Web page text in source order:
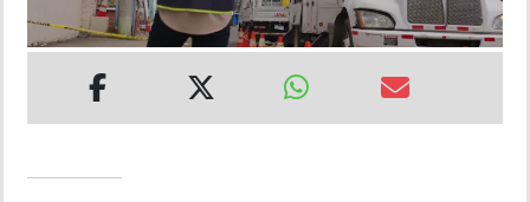
MULTIMEDIA